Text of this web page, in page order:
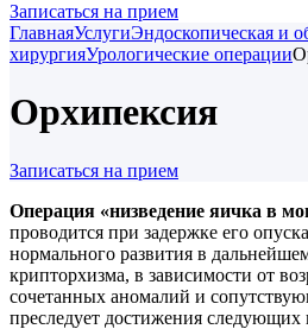
Записаться на прием
ГлавнаяУслугиЭндоскопическая и
хирургияУрологические операции
Орхипексия
Записаться на прием
Операция «низведение яичка в
проводится при задержке его
нормального развития в
крипторхизма, в зависимости от
сочетанных аномалий и
преследует достижения следующих